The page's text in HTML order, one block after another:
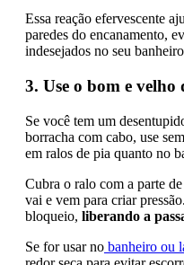
Essa reação efervescente
paredes do encanamento,
indesejados no seu
3. Use o bom e
Se você tem um
borracha com cabo, use
em ralos de pia quanto no
Cubra o ralo com a parte
vai e vem para criar
bloqueio, liberando a
Se for usar no banheiro ou